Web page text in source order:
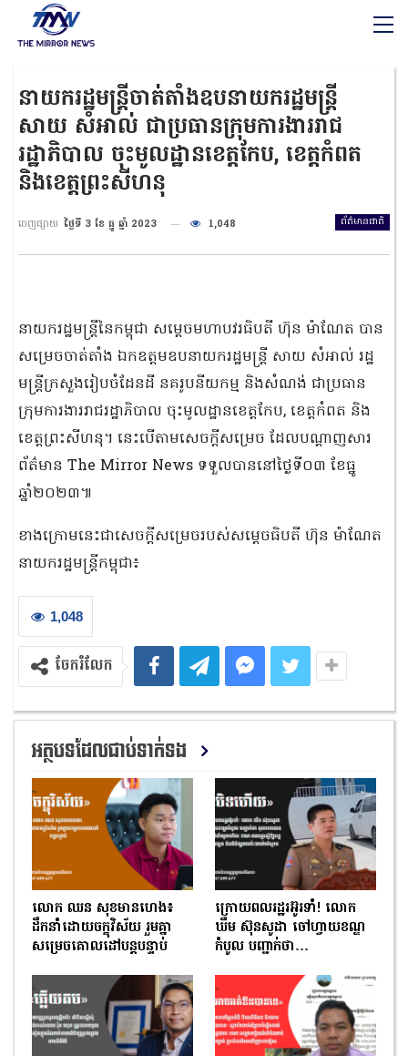
នាយករដ្ឋមន្ត្រីចាត់តាំងឧបនាយករដ្ឋមន្ត្រី
សាយ សំអាល់ ជាប្រធានក្រុមការងាររាជ
រដ្ឋាភិបាល ចុះមូលដ្ឋានខេត្តកែប, ខេត្តកំពត
និងខេត្តព្រះសីហនុ
ព័ត៌មានជាតិ
ចេញផ្សាយ ថ្ងៃទី 3 ខែ ធ្នូ ឆ្នាំ 2023 1,048
នាយករដ្ឋមន្ត្រីនៃកម្ពុជា សម្ដេចមហាបវរធិបតី ហ៊ុន ម៉ាណែត បាន
សម្រេចចាត់តាំង ឯកឧត្តមឧបនាយករដ្ឋមន្ត្រី សាយ សំអាល់ រដ្ឋ
មន្ត្រីក្រសួងរៀបចំដែនដី នគរូបនីយកម្ម និងសំណង់ ជាប្រធាន
ក្រុមការងាររាជរដ្ឋាភិបាល ចុះមូលដ្ឋានខេត្តកែប, ខេត្តកំពត និង
ខេត្តព្រះសីហនុ។ នេះបើតាមសេចក្តីសម្រេច ដែលបណ្ដាញសារ
ព័ត៌មាន The Mirror News ទទួលបាននៅថ្ងៃទី០៣ ខែធ្នូ
ឆ្នាំ២០២៣៕
ខាងក្រោមនេះជាសេចក្តីសម្រេចរបស់សម្តេចធិបតី ហ៊ុន ម៉ាណែត
នាយករដ្ឋមន្ត្រីកម្ពុជា៖
1,048
ចែករំលែក
អត្ថបទដែលជាប់ទាក់ទង
លោក ឈន សុខមានហេង៖
ដឹកនាំដោយចក្ខុវិស័យ រួមគ្នា
សម្រេចគោលដៅបន្តបន្ទាប់
ក្រោយពលរដ្ឋរអ៊ូរទាំ! លោក
ឃឹម ស៊ុនសូដា ចៅហ្វាយខណ្ឌ
កំបូល បញ្ជាក់ថា…